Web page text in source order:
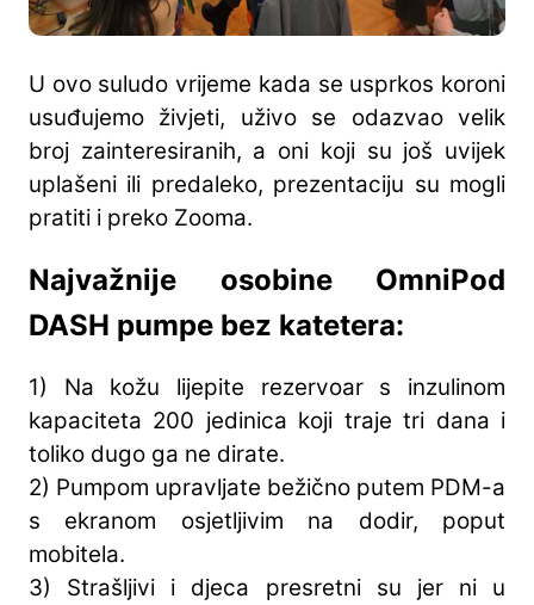
U ovo suludo vrijeme kada se usprkos koroni
usuđujemo živjeti, uživo se odazvao velik
broj zainteresiranih, a oni koji su još uvijek
uplašeni ili predaleko, prezentaciju su mogli
pratiti i preko Zooma.
Najvažnije osobine OmniPod
DASH pumpe bez katetera:
1) Na kožu lijepite rezervoar s inzulinom
kapaciteta 200 jedinica koji traje tri dana i
toliko dugo ga ne dirate.
2) Pumpom upravljate bežično putem PDM-a
s ekranom osjetljivim na dodir, poput
mobitela.
3) Strašljivi i djeca presretni su jer ni u